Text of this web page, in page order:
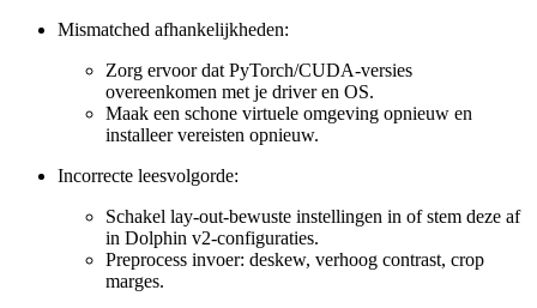
Mismatched afhankelijkheden:
Zorg ervoor dat PyTorch/CUDA-versies
overeenkomen met je driver en OS.
Maak een schone virtuele omgeving opnieuw en
installeer vereisten opnieuw.
Incorrecte leesvolgorde:
Schakel lay-out-bewuste instellingen in of stem deze af
in Dolphin v2-configuraties.
Preprocess invoer: deskew, verhoog contrast, crop
marges.